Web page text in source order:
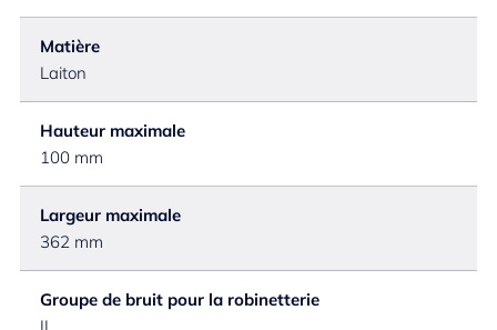
Matière
Laiton
Hauteur maximale
100 mm
Largeur maximale
362 mm
Groupe de bruit pour la robinetterie